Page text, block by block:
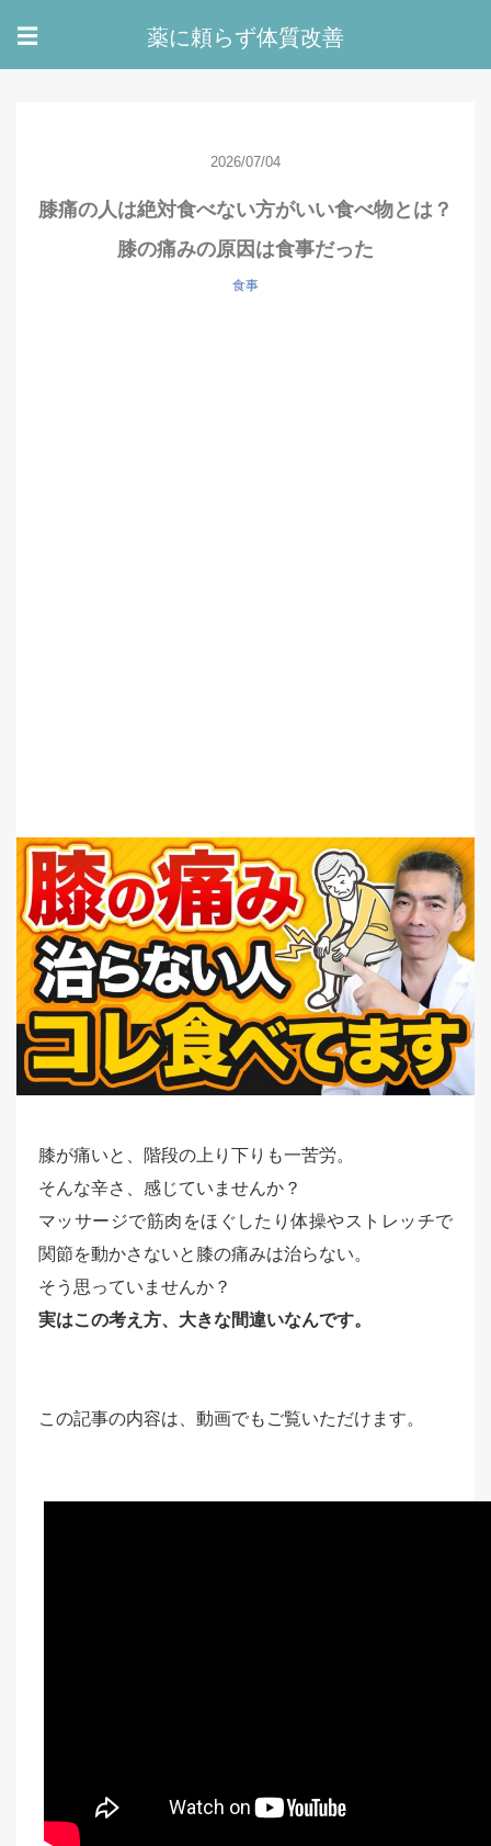
☰ 薬に頼らず体質改善
2026/07/04
膝痛の人は絶対食べない方がいい食べ物とは？
膝の痛みの原因は食事だった
食事
膝が痛いと、階段の上り下りも一苦労。
そんな辛さ、感じていませんか？
マッサージで筋肉をほぐしたり体操やストレッチで
関節を動かさないと膝の痛みは治らない。
そう思っていませんか？
実はこの考え方、大きな間違いなんです。
この記事の内容は、動画でもご覧いただけます。